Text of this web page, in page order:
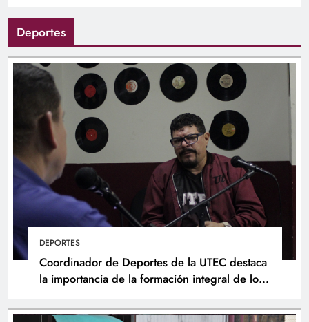
Deportes
DEPORTES
Coordinador de Deportes de la UTEC destaca
la importancia de la formación integral de los